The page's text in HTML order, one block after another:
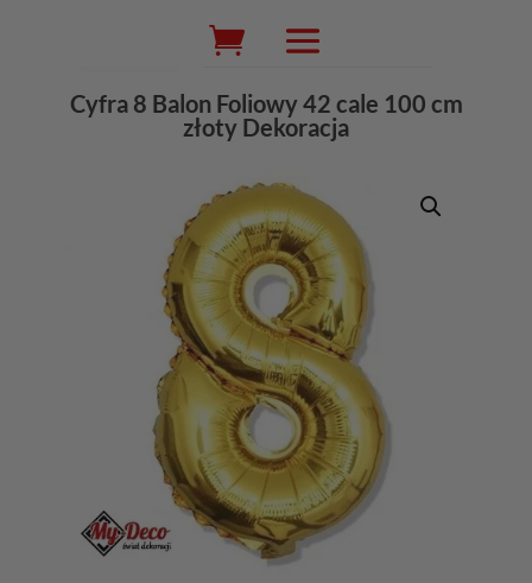
Wyszukiwarka
produktów
Cyfra 8 Balon Foliowy 42 cale 100 cm
złoty Dekoracja